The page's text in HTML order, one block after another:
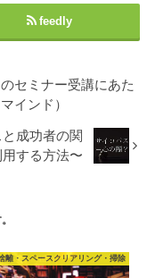
feedly
セミナー受講にあた
インド）
と成功者の関
する方法〜
離・スペースクリアリング・掃除